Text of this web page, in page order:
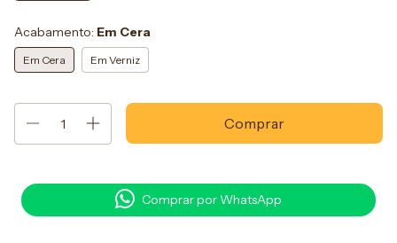
Acabamento: Em Cera
Em Cera Em Verniz
Comprar por WhatsApp